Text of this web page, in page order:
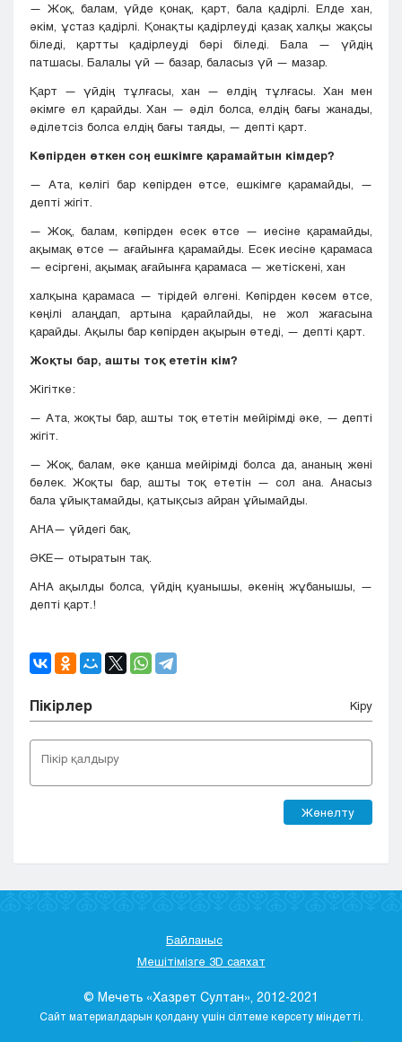
— Жоқ, балам, үйде қонақ, қарт, бала қадірлі. Елде хан,
әкім, ұстаз қадірлі. Қонақты қадірлеуді қазақ халқы жақсы
бiлeдi, қартты қадірлеуді бәpi біледі. Бала — үйдің
патшасы. Балалы үй — базар, баласыз үй — мазар.
Қарт — үйдің тұлғасы, хан — елдің тұлғасы. Хан мен
әкімгe ел қарайды. Хан — әділ болса, елдің бағы жанады,
әділетсіз болса елдің бағы таяды, — депті қарт.
Көпірден өткен соң ешкімге қарамайтын кімдер?
— Ата, көлігі бар көпірден өтсе, ешкімге қарамайды, —
депті жігіт.
— Жоқ, балам, көпірден есек өтсе — иесіне қарамайды,
ақымақ өтсе — ағайынға қарамайды. Есек иесіне қарамаса
— ecipгені, ақымақ ағайынға қарамаса — жетіскені, хан
халқына қарамаса — тірідей өлгені. Көпірден көсем өтсе,
көңілі алаңдап, артына қарайлайды, не жол жағасына
қарайды. Ақылы бар көпірден ақырын өтеді, — депті қарт.
Жоқты бар, ашты тоқ eтетін кім?
Жігітке:
— Ата, жоқты бар, ашты тоқ ететін мейірімді әке, — депті
жігіт.
— Жоқ, балам, әке қанша мейірімді болса да, ананың жөні
бөлек. Жоқты бар, ашты тоқ ететін — сол ана. Анасыз
бала ұйықтамайды, қатықсыз айран ұйымайды.
АНА— үйдегі бақ,
ӘКЕ— отыратын тақ.
АНА ақылды болса, үйдің қуанышы, әкенің жұбанышы, —
депті қарт.!
Пікірлер Кіру
Жөнелту
Байланыс
Мешітімізге 3D саяхат
© Мечеть «Хазрет Султан», 2012-2021
Сайт материалдарын қолдану үшін сілтеме көрсету міндетті.